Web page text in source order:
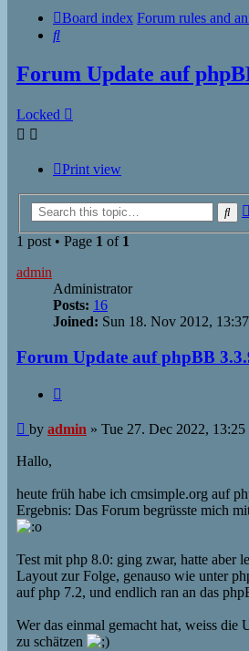
Board index Forum rules and
Search
Forum Update auf
Locked
Print view
1 post • Page 1 of 1
admin
Administrator
Posts: 16
Joined: Sun 18. Nov 2012, 13:37
Forum Update auf phpBB
Post
by admin » Tue 27. Dec 2022, 13:25
Hallo,
heute früh habe ich cmsimple.org auf
Ergebnis: Das Forum begrüsste mich
Test mit php 8.0: ging zwar, hatte aber
Layout zur Folge, genauso wie unter
auf php 7.2, und endlich ran an das
Wer das einmal gemacht hat, weiss die
zu schätzen